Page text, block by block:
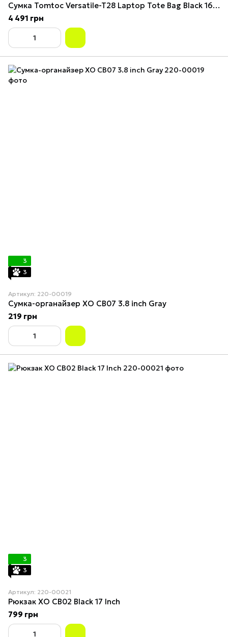
Сумка Tomtoc Versatile-T28 Laptop Tote Bag Black 16 Inch/18L (T28L1DV)
4 491 грн
3
3
Артикул: 220-00019
Сумка-органайзер XO CB07 3.8 inch Gray
219 грн
3
3
Артикул: 220-00021
Рюкзак XO CB02 Black 17 Inch
799 грн